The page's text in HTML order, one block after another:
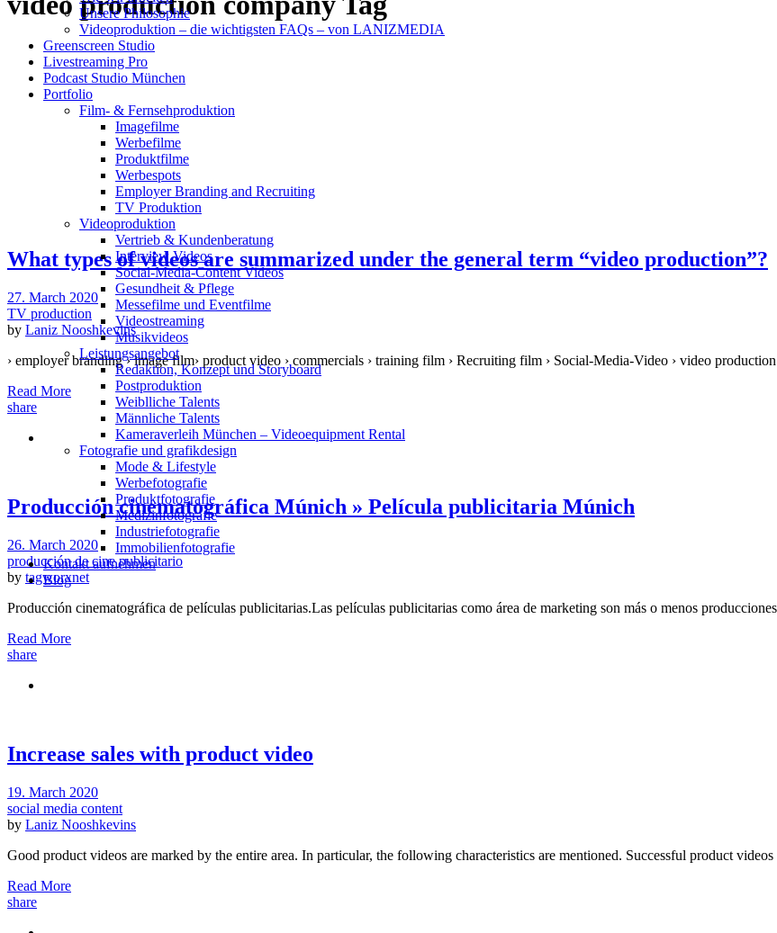
Unsere Philosophie
Videoproduktion – die wichtigsten FAQs – von LANIZMEDIA
Greenscreen Studio
Livestreaming Pro
Podcast Studio München
Portfolio
Film- & Fernsehproduktion
Imagefilme
Werbefilme
Produktfilme
Werbespots
Employer Branding and Recruiting
TV Produktion
Videoproduktion
Vertrieb & Kundenberatung
Interview Videos
Social-Media-Content Videos
Gesundheit & Pflege
Mes­se­filme und Eventfilme
Video­strea­ming
Musikvideos
Leis­tungs­an­ge­bot
Redak­ti­on, Kon­zept und Storyboard
Post­pro­duk­ti­on
Weiblliche Talents
Männliche Talents
Kameraverleih München – Videoequipment Rental
Fotografie und grafikdesign
Mode & Lifestyle
Werbefotografie
Produktfotografie
Medizinfotografie
Industriefotografie
Immobilienfotografie
Kontakt aufnehmen
Blog
What types of videos are summarized under the general term “video production”?
27. March 2020
TV production
by Laniz Nooshkevins
› employer branding › image film› product video › commercials › training film › Recruiting film › Social-Media-Video › video
Read More
share
Producción cinematográfica Múnich » Película publicitaria Múnich
26. March 2020
producción de cine publicitario
by tagworxnet
Producción cinematográfica de películas publicitarias.Las películas publicitarias como área de marketing son más o menos
Read More
share
Increase sales with product video
19. March 2020
social media content
by Laniz Nooshkevins
Good product videos are marked by the entire area. In particular, the following characteristics are mentioned. Successful product videos
Read More
share